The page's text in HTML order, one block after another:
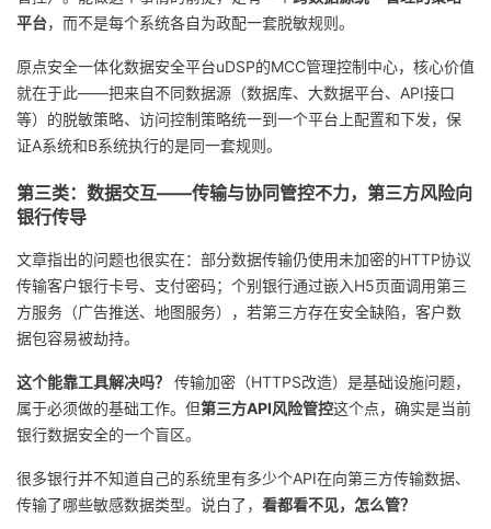
平台，而不是每个系统各自为政配一套脱敏规则。
原点安全一体化数据安全平台uDSP的MCC管理控制中心，核心价值
就在于此——把来自不同数据源（数据库、大数据平台、API接口
等）的脱敏策略、访问控制策略统一到一个平台上配置和下发，保
证A系统和B系统执行的是同一套规则。
第三类：数据交互——传输与协同管控不力，第三方风险向
银行传导
文章指出的问题也很实在：部分数据传输仍使用未加密的HTTP协议
传输客户银行卡号、支付密码；个别银行通过嵌入H5页面调用第三
方服务（广告推送、地图服务），若第三方存在安全缺陷，客户数
据包容易被劫持。
这个能靠工具解决吗？
传输加密（HTTPS改造）是基础设施问题，
属于必须做的基础工作。但第三方API风险管控这个点，确实是当前
银行数据安全的一个盲区。
很多银行并不知道自己的系统里有多少个API在向第三方传输数据、
传输了哪些敏感数据类型。说白了， 看都看不见，怎么管？